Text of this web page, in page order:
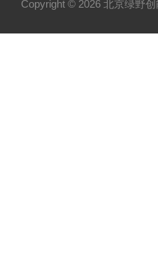
Copyright © 2026 北京绿野